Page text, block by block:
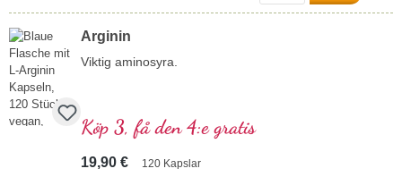
amningsperioden
Arginin
Viktig aminosyra.
Köp 3, få den 4:e gratis
19,90 € 120 Kapslar